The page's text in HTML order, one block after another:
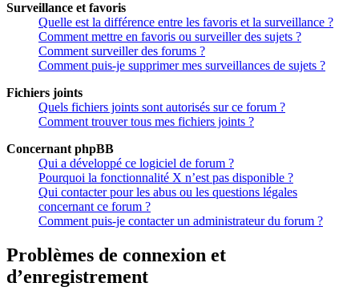
Surveillance et favoris
Quelle est la différence entre les favoris et la surveillance ?
Comment mettre en favoris ou surveiller des sujets ?
Comment surveiller des forums ?
Comment puis-je supprimer mes surveillances de sujets ?
Fichiers joints
Quels fichiers joints sont autorisés sur ce forum ?
Comment trouver tous mes fichiers joints ?
Concernant phpBB
Qui a développé ce logiciel de forum ?
Pourquoi la fonctionnalité X n’est pas disponible ?
Qui contacter pour les abus ou les questions légales
concernant ce forum ?
Comment puis-je contacter un administrateur du forum ?
Problèmes de connexion et
d’enregistrement